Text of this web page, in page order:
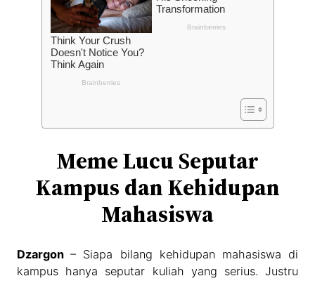
Meme Lucu Seputar
Kampus dan Kehidupan
Mahasiswa
Dzargon– Siapa bilang kehidupan mahasiswa di
kampus hanya seputar kuliah yang serius. Justru